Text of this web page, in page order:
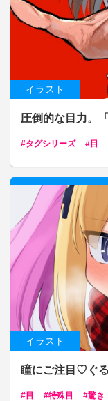
イラスト
圧倒的な目力。
タグシリーズ 目
イラスト
瞳にご注目♡ぐ
目 特殊目 驚き